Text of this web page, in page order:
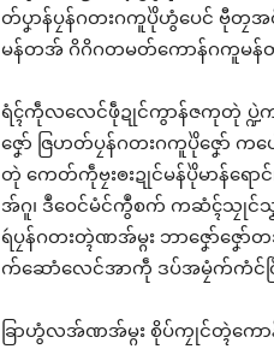
တ်ပၞာန်ပၠန်ဂတးဂကူပိုဲဟွံပေင် ဗီုတၠ
မန်တအ် ဂိဂိဂတမတ်ကောန်ဂကူမန်
ရံၚ်ကဵုလလေင်ဖဵုဍုင်ကွာန်ဇကုတုဲ ပ္ဍဲ
ဇၞော် ဇြဟတ်ပၠန်ဂတးဂကူပိုဲဇၞော် ကပ
တုဲ ကေတ်ကဵုဗၠးၜးဍုင်မန်ပိုဲမာန်ရော
အ်ဂူ၊ ဒဳဝေင်မံင်ကွဳစက် ကဆံၚ်သၠုင်
ရဴပၠန်ဂတးတ္ၚဲဏအ်မ္ဂး ဘာဇၞော်ဇၞ
က်ဆောံလေင်အာကဵု ဒပ်အမၠံက်ကံင်ဇြဳ
ခြာဟွံလအ်ဏအ်မ္ဂး စိုပ်ကၠုင်တ္ၚဲကေ